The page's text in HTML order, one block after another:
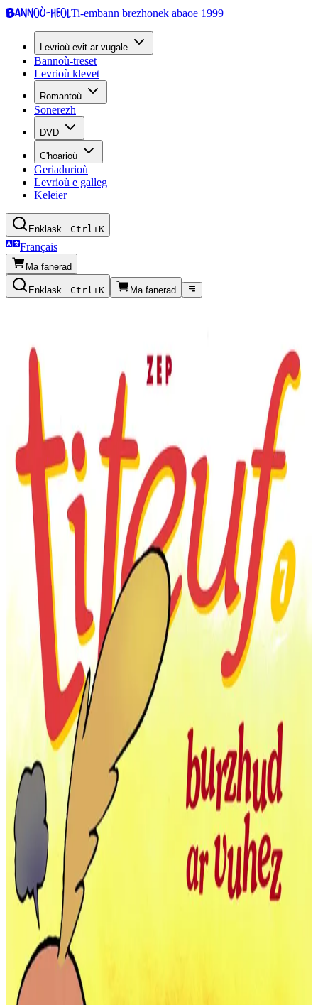
Bannoù-heolTi-embann brezhonek abaoe 1999
Levrioù evit ar vugale
Bannoù-treset
Levrioù klevet
Romantoù
Sonerezh
DVD
C'hoarioù
Geriadurioù
Levrioù e galleg
Keleier
Enklask...Ctrl+K
Français
Ma fanerad
Enklask...Ctrl+K Ma fanerad
18 avril 2007
Le Monde des ados